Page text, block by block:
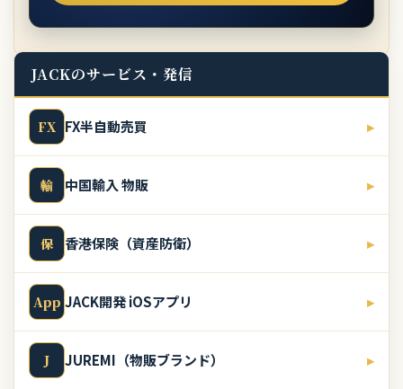
JACKのサービス・発信
FX FX半自動売買 ▸
輸 中国輸入 物販 ▸
保 香港保険（資産防衛） ▸
App JACK開発 iOSアプリ ▸
J JUREMI（物販ブランド） ▸